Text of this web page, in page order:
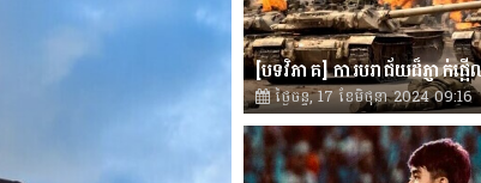
ថ្ងៃចន្ទ, 17 ខែមិថុនា 2024 09:16
News